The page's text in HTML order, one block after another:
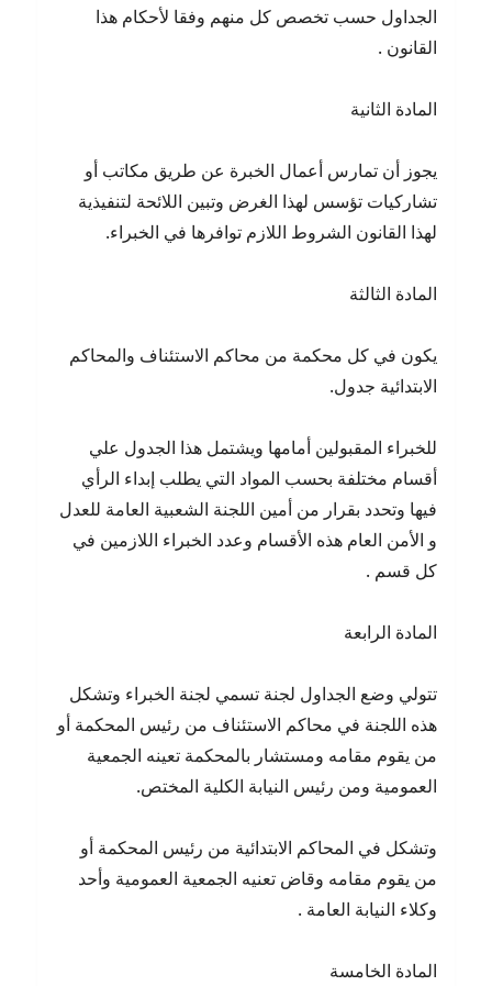
الجداول حسب تخصص كل منهم وفقا لأحكام هذا
القانون .
المادة الثانية
يجوز أن تمارس أعمال الخبرة عن طريق مكاتب أو
تشاركيات تؤسس لهذا الغرض وتبين اللائحة لتنفيذية
لهذا القانون الشروط اللازم توافرها في الخبراء.
المادة الثالثة
يكون في كل محكمة من محاكم الاستئناف والمحاكم
الابتدائية جدول.
للخبراء المقبولين أمامها ويشتمل هذا الجدول علي
أقسام مختلفة بحسب المواد التي يطلب إبداء الرأي
فيها وتحدد بقرار من أمين اللجنة الشعبية العامة للعدل
و الأمن العام هذه الأقسام وعدد الخبراء اللازمين في
كل قسم .
المادة الرابعة
تتولي وضع الجداول لجنة تسمي لجنة الخبراء وتشكل
هذه اللجنة في محاكم الاستئناف من رئيس المحكمة أو
من يقوم مقامه ومستشار بالمحكمة تعينه الجمعية
العمومية ومن رئيس النيابة الكلية المختص.
وتشكل في المحاكم الابتدائية من رئيس المحكمة أو
من يقوم مقامه وقاض تعنيه الجمعية العمومية وأحد
وكلاء النيابة العامة .
المادة الخامسة